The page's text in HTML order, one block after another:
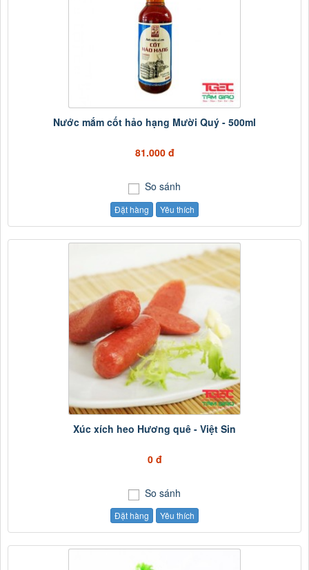
Nước mắm cốt hảo hạng Mười Quý - 500ml
81.000 đ
So sánh
Đặt hàng Yêu thích
Xúc xích heo Hương quê - Việt Sin
0 đ
So sánh
Đặt hàng Yêu thích